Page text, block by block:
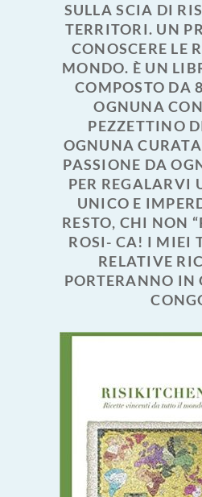
SULLA SCIA DI
TERRITORI. UN
CONOSCERE LE
MONDO. È UN
COMPOSTO DA
OGNUNA
PEZZETTINO
OGNUNA
PASSIONE DA
PER REGALARVI
UNICO E
RESTO, CHI NON
ROSI- CA! I MIEI
RELATIVE
PORTERANNO IN